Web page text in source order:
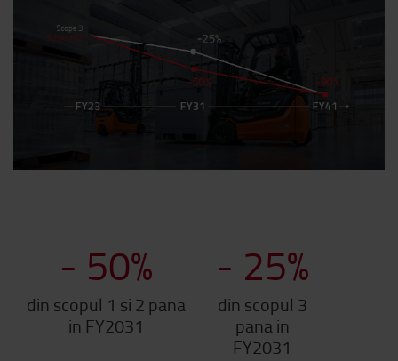
- 50%
din scopul 1 si 2 pana
in FY2031
- 25%
din scopul 3
pana in
FY2031